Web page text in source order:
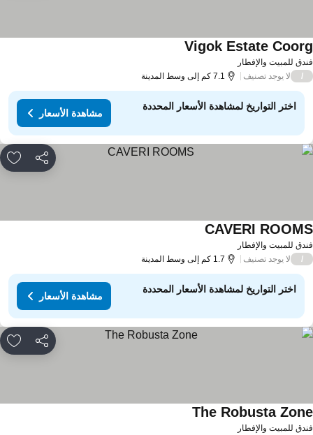
للمبيت والإفطار
Vigok Estate
لا يوجد تصنيف 7.1 كم إلى وسط المدينة
اختر التواريخ لمشاهدة الأسعار المحددة
مشاهدة الأسعار
مشاركة
للمبيت والإفطار
CAVERI
لا يوجد تصنيف 1.7 كم إلى وسط المدينة
اختر التواريخ لمشاهدة الأسعار المحددة
مشاهدة الأسعار
مشاركة
للمبيت والإفطار
The Robusta